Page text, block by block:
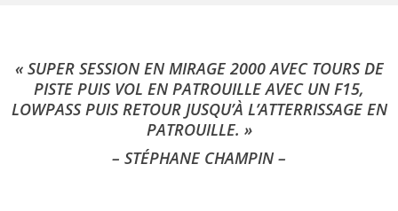
« SUPER SESSION EN MIRAGE 2000 AVEC TOURS DE
PISTE PUIS VOL EN PATROUILLE AVEC UN F15,
LOWPASS PUIS RETOUR JUSQU’À L’ATTERRISSAGE EN
PATROUILLE. »
– STÉPHANE CHAMPIN –